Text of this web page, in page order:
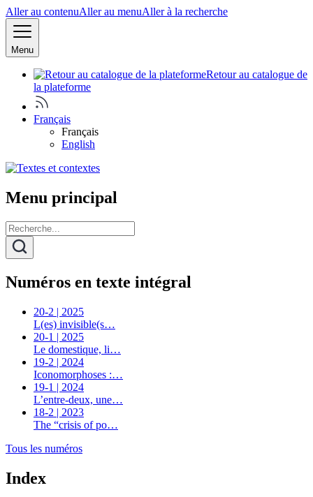
Aller au contenuAller au menuAller à la recherche
Menu
Retour au catalogue de
la plateforme
Français
Français
English
Menu principal
Numéros en texte intégral
20-2 | 2025
L(es) invisible(s…
20-1 | 2025
Le domestique, li…
19-2 | 2024
Iconomorphoses :…
19-1 | 2024
L’entre-deux, une…
18-2 | 2023
The “crisis of po…
Tous les numéros
Index